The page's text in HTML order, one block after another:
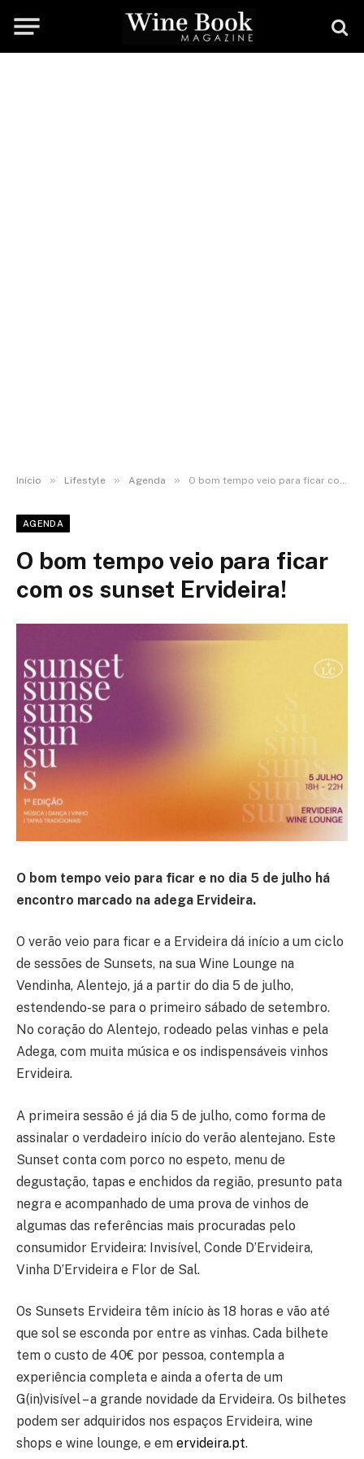
Início » Lifestyle » Agenda » O bom tempo veio para ficar com os sunset Ervideira!
AGENDA
O bom tempo veio para ficar
com os sunset Ervideira!
O bom tempo veio para ficar e no dia 5 de julho há
encontro marcado na adega Ervideira.
O verão veio para ficar e a Ervideira dá início a um ciclo
de sessões de Sunsets, na sua Wine Lounge na
Vendinha, Alentejo, já a partir do dia 5 de julho,
estendendo-se para o primeiro sábado de setembro.
No coração do Alentejo, rodeado pelas vinhas e pela
Adega, com muita música e os indispensáveis vinhos
Ervideira.
A primeira sessão é já dia 5 de julho, como forma de
assinalar o verdadeiro início do verão alentejano. Este
Sunset conta com porco no espeto, menu de
degustação, tapas e enchidos da região, presunto pata
negra e acompanhado de uma prova de vinhos de
algumas das referências mais procuradas pelo
consumidor Ervideira: Invisível, Conde D’Ervideira,
Vinha D’Ervideira e Flor de Sal.
Os Sunsets Ervideira têm início às 18 horas e vão até
que sol se esconda por entre as vinhas. Cada bilhete
tem o custo de 40€ por pessoa, contempla a
experiência completa e ainda a oferta de um
G(in)visível – a grande novidade da Ervideira. Os bilhetes
podem ser adquiridos nos espaços Ervideira, wine
shops e wine lounge, e em ervideira.pt.